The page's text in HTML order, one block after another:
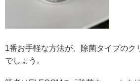
1番お手軽な方法が、除菌タイプのク
でしょう。